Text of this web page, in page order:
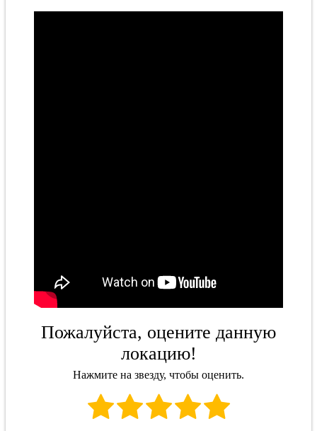
Пожалуйста, оцените данную
локацию!
Нажмите на звезду, чтобы оценить.